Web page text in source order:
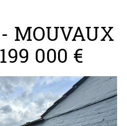
- MOUVAUX
199 000 €